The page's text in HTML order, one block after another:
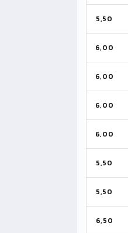
5,50
6,00
6,00
6,00
6,00
5,50
5,50
6,50